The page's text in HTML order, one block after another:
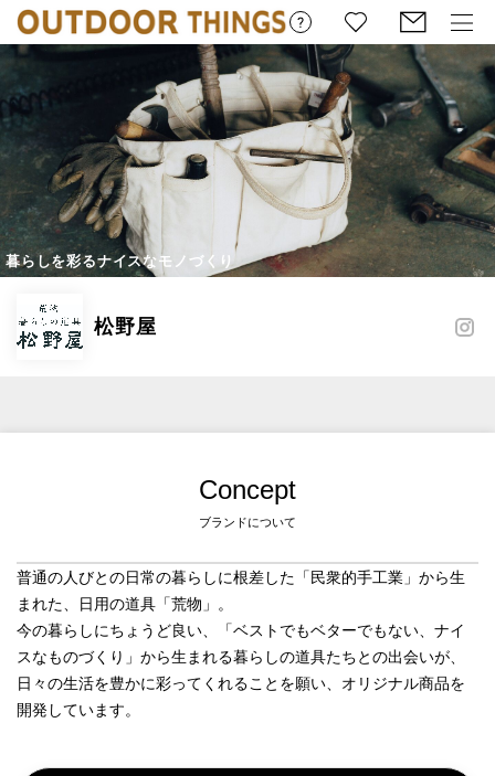
暮らしを彩るナイスなモノづくり
松野屋
Concept
ブランドについて
普通の人びとの日常の暮らしに根差した「民衆的手工業」から生
まれた、日用の道具「荒物」。
今の暮らしにちょうど良い、「ベストでもベターでもない、ナイ
スなものづくり」から生まれる暮らしの道具たちとの出会いが、
日々の生活を豊かに彩ってくれることを願い、オリジナル商品を
開発しています。